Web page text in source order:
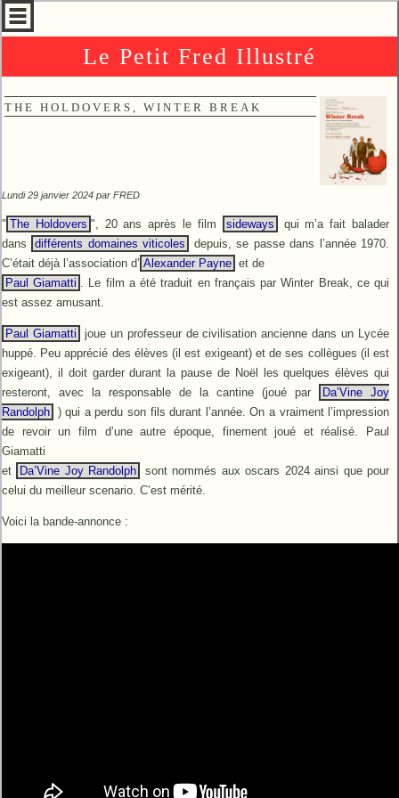
Le Petit Fred Illustré
THE HOLDOVERS, WINTER BREAK
Lundi 29 janvier 2024 par FRED
" The Holdovers ", 20 ans après le film sideways
qui m’a fait balader
dans
différents domaines viticoles
depuis, se passe dans l’année 1970.
C’était déjà l’association d’ Alexander Payne et de
Paul Giamatti . Le film a été traduit en français par Winter Break, ce qui
est assez amusant.
Paul Giamatti
joue un professeur de civilisation ancienne dans un Lycée
huppé. Peu apprécié des élèves (il est exigeant) et de ses collègues (il est
exigeant), il doit garder durant la pause de Noël les quelques élèves qui
resteront, avec la responsable de la cantine (joué par
Da’Vine Joy
Randolph ) qui a perdu son fils durant l’année. On a vraiment l’impression
de revoir un film d’une autre époque, finement joué et réalisé. Paul
Giamatti
et
Da’Vine Joy Randolph
sont nommés aux oscars 2024 ainsi que pour
celui du meilleur scenario. C’est mérité.
Voici la bande-annonce :